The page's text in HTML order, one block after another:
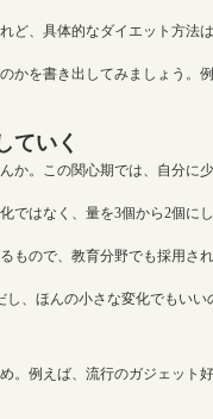
ど、具体的なダイエット方
かを書き出してみましょう
ていく
。この関心期では、自分
はなく、量を3個から2個
ので、教育分野でも採用
、ほんの小さな変化でもい
。例えば、流行のガジェッ